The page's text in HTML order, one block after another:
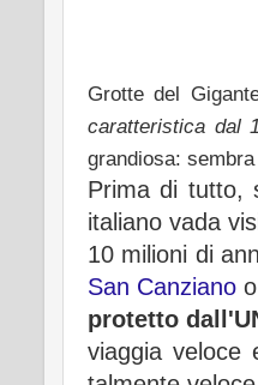
Grotte del
caratteristica dal
grandiosa:
Prima di tutto,
italiano vada
10 milioni di
San Canziano
protetto
viaggia veloce